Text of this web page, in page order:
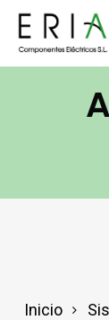
Saltar
contenido
Inicio